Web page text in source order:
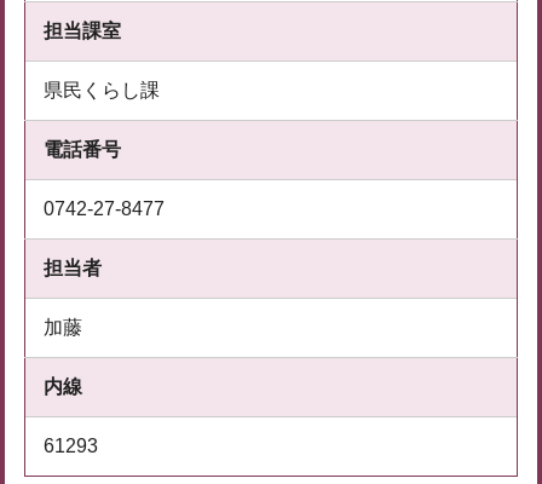
担当課室
県民くらし課
電話番号
0742-27-8477
担当者
加藤
内線
61293